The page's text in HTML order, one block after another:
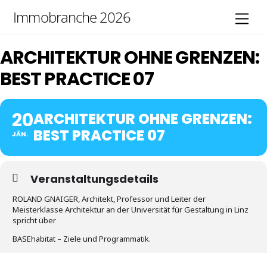
Immobranche 2026
ARCHITEKTUR OHNE GRENZEN:
BEST PRACTICE 07
20
JÄN.
ARCHITEKTUR OHNE GRENZEN:
BEST PRACTICE 07
Veranstaltungsdetails
ROLAND GNAIGER, Architekt, Professor und Leiter der
Meisterklasse Architektur an der Universität für Gestaltung in Linz
spricht über
BASEhabitat – Ziele und Programmatik.